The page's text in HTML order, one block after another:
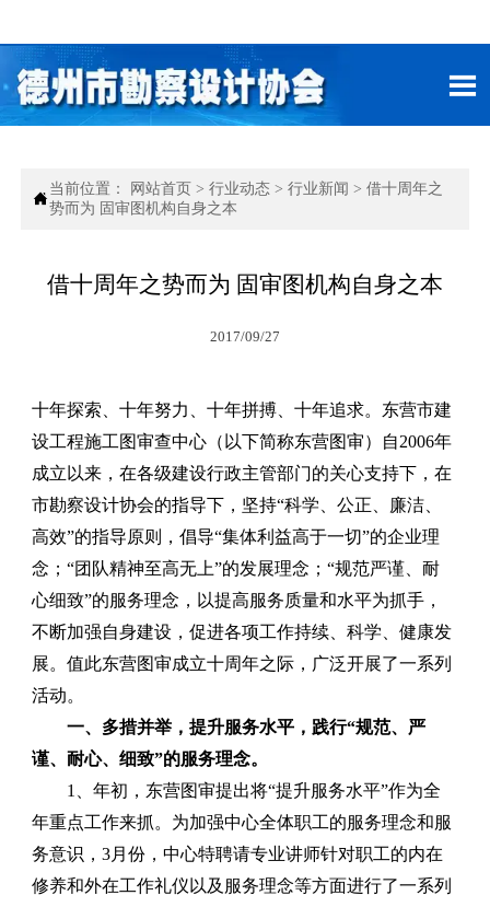


当前位置： 网站首页 > 行业动态> 行业新闻 > 借十周年之
势而为 固审图机构自身之本
借十周年之势而为 固审图机构自身之本
2017/09/27
十年探索、十年努力、十年拼搏、十年追求。东营市建
设工程施工图审查中心（以下简称东营图审）自2006年
成立以来，在各级建设行政主管部门的关心支持下，在
市勘察设计协会的指导下，坚持“科学、公正、廉洁、
高效”的指导原则，倡导“集体利益高于一切”的企业理
念；“团队精神至高无上”的发展理念；“规范严谨、耐
心细致”的服务理念，以提高服务质量和水平为抓手，
不断加强自身建设，促进各项工作持续、科学、健康发
展。值此东营图审成立十周年之际，广泛开展了一系列
活动。
一、多措并举，提升服务水平，践行“规范、严
谨、耐心、细致”的服务理念。
1、年初，东营图审提出将“提升服务水平”作为全
年重点工作来抓。 为加强中心全体职工的服务理念和服
务意识， 3月份，中心特聘请专业讲师针对职工的内在
修养和外在工作礼仪以及服务理念等方面进行了一系列